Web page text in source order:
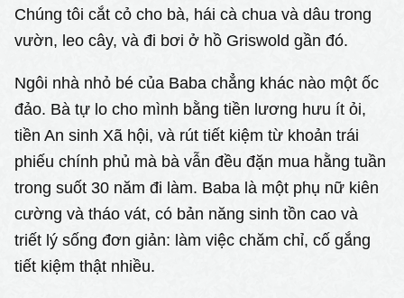
Chúng tôi cắt cỏ cho bà, hái cà chua và dâu trong
vườn, leo cây, và đi bơi ở hồ Griswold gần đó.
Ngôi nhà nhỏ bé của Baba chẳng khác nào một ốc
đảo. Bà tự lo cho mình bằng tiền lương hưu ít ỏi,
tiền An sinh Xã hội, và rút tiết kiệm từ khoản trái
phiếu chính phủ mà bà vẫn đều đặn mua hằng tuần
trong suốt 30 năm đi làm. Baba là một phụ nữ kiên
cường và tháo vát, có bản năng sinh tồn cao và
triết lý sống đơn giản: làm việc chăm chỉ, cố gắng
tiết kiệm thật nhiều.